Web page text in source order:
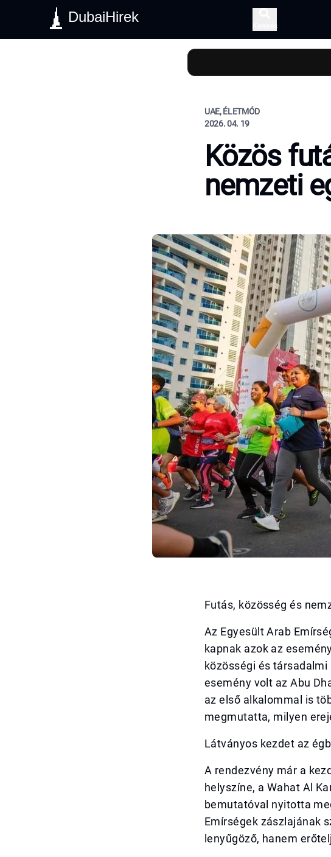
DubaiHirek
Keresés
UAE, ÉLETMÓD
2026. 04. 19
Közös
nemzeti
Futás, közösség és
Az Egyesült Arab
kapnak azok az
közösségi és
esemény volt az Abu
az első alkalommal is
megmutatta, milyen
Látványos kezdet az
A rendezvény már a
helyszíne, a Wahat Al
bemutatóval nyitotta
Emírségek zászlajának
lenyűgöző, hanem